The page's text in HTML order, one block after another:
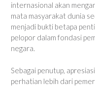
internasional akan
mata masyarakat dunia
menjadi bukti betapa
pelopor dalam fondasi
negara.
Sebagai penutup,
perhatian lebih dari